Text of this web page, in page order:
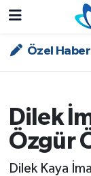
Özel Haber
Dilek
Özgür
Dilek Kaya
Özel
Asayiş
Bilim -
Nöbetçi
Trafik
Süper Lig